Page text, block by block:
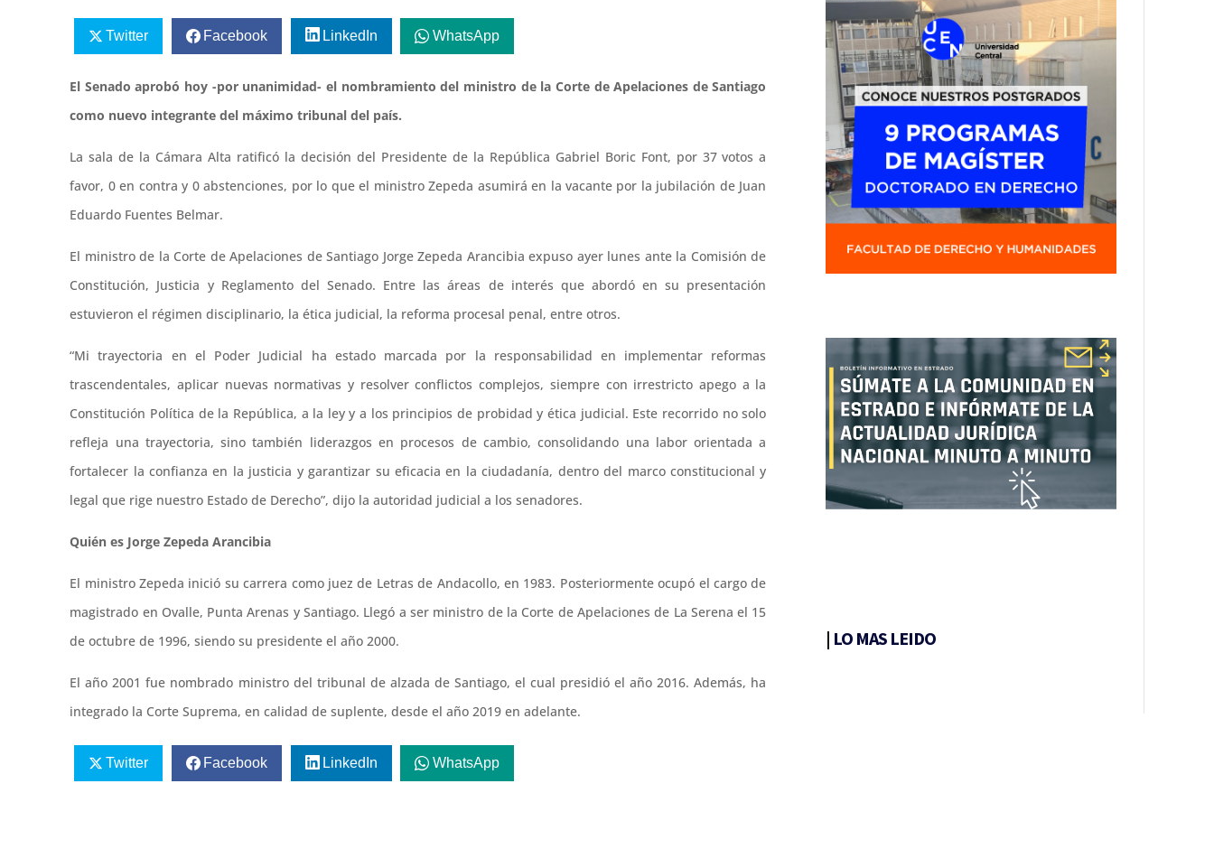
Twitter Facebook LinkedIn WhatsApp
El Senado aprobó hoy -por unanimidad- el nombramiento del ministro de la Corte de Apelaciones de Santiago
como nuevo integrante del máximo tribunal del país.
La sala de la Cámara Alta ratificó la decisión del Presidente de la República Gabriel Boric Font, por 37 votos a
favor, 0 en contra y 0 abstenciones, por lo que el ministro Zepeda asumirá en la vacante por la jubilación de Juan
Eduardo Fuentes Belmar.
El ministro de la Corte de Apelaciones de Santiago Jorge Zepeda Arancibia expuso ayer lunes ante la Comisión de
Constitución, Justicia y Reglamento del Senado. Entre las áreas de interés que abordó en su presentación
estuvieron el régimen disciplinario, la ética judicial, la reforma procesal penal, entre otros.
“Mi trayectoria en el Poder Judicial ha estado marcada por la responsabilidad en implementar reformas
trascendentales, aplicar nuevas normativas y resolver conflictos complejos, siempre con irrestricto apego a la
Constitución Política de la República, a la ley y a los principios de probidad y ética judicial. Este recorrido no solo
refleja una trayectoria, sino también liderazgos en procesos de cambio, consolidando una labor orientada a
fortalecer la confianza en la justicia y garantizar su eficacia en la ciudadanía, dentro del marco constitucional y
legal que rige nuestro Estado de Derecho”, dijo la autoridad judicial a los senadores.
Quién es Jorge Zepeda Arancibia
El ministro Zepeda inició su carrera como juez de Letras de Andacollo, en 1983. Posteriormente ocupó el cargo de
magistrado en Ovalle, Punta Arenas y Santiago. Llegó a ser ministro de la Corte de Apelaciones de La Serena el 15
de octubre de 1996, siendo su presidente el año 2000.
El año 2001 fue nombrado ministro del tribunal de alzada de Santiago, el cual presidió el año 2016. Además, ha
integrado la Corte Suprema, en calidad de suplente, desde el año 2019 en adelante.
Twitter Facebook LinkedIn WhatsApp
| LO MAS LEIDO